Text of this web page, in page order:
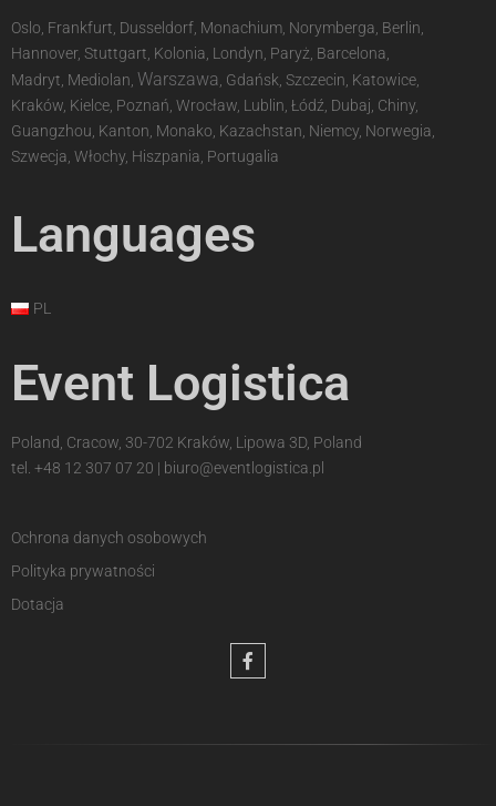
Oslo, Frankfurt, Dusseldorf, Monachium, Norymberga, Berlin,
Hannover, Stuttgart, Kolonia, Londyn, Paryż, Barcelona,
Madryt, Mediolan, Warszawa, Gdańsk, Szczecin, Katowice,
Kraków, Kielce, Poznań, Wrocław, Lublin, Łódź, Dubaj, Chiny,
Guangzhou, Kanton, Monako, Kazachstan, Niemcy, Norwegia,
Szwecja, Włochy, Hiszpania, Portugalia
Languages
PL
Event Logistica
Poland, Cracow, 30-702 Kraków, Lipowa 3D, Poland
tel. +48 12 307 07 20 | biuro@eventlogistica.pl
Ochrona danych osobowych
Polityka prywatności
Dotacja